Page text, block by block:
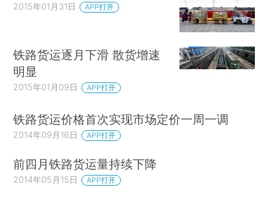
2015年01月31日 APP打开
铁路货运逐月下滑 散货增速
明显
2015年01月09日 APP打开
铁路货运价格首次实现市场定价一周一调
2014年09月16日 APP打开
前四月铁路货运量持续下降
2014年05月15日 APP打开